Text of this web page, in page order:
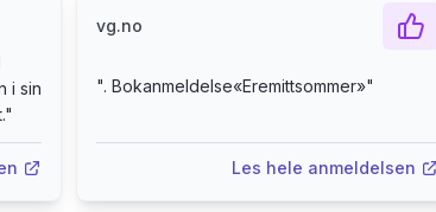
om alt som spirer og det som dør, om
er det en fortelling om håp og om hvor
i sin
"
vg.no
". Bokanmeldelse«Eremittsommer»"
Les hele anmeldelsen